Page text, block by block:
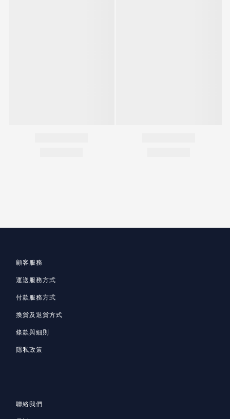
顧客服務
運送服務方式
付款服務方式
換貨及退貨方式
條款與細則
隱私政策
聯絡我們